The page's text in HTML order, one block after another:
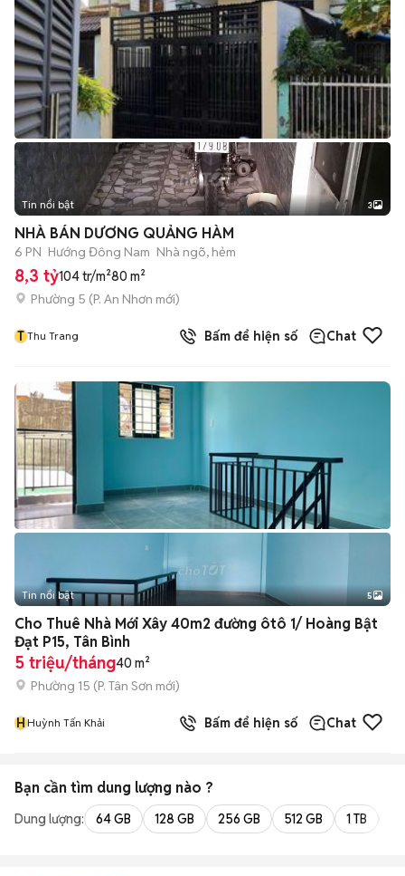
Tin nổi bật 3
NHÀ BÁN DƯƠNG QUẢNG HÀM
6 PN Hướng Đông Nam Nhà ngõ, hẻm
8,3 tỷ104 tr/m²80 m²
Phường 5 (P. An Nhơn mới)
T Thu Trang Bấm để hiện số Chat
Tin nổi bật 5
Cho Thuê Nhà Mới Xây 40m2 đường ôtô 1/ Hoàng Bật
Đạt P15, Tân Bình
5 triệu/tháng40 m²
Phường 15 (P. Tân Sơn mới)
HHuỳnh Tấn Khải Bấm để hiện số Chat
Bạn cần tìm dung lượng nào ?
Dung lượng: 64 GB 128 GB 256 GB 512 GB 1 TB